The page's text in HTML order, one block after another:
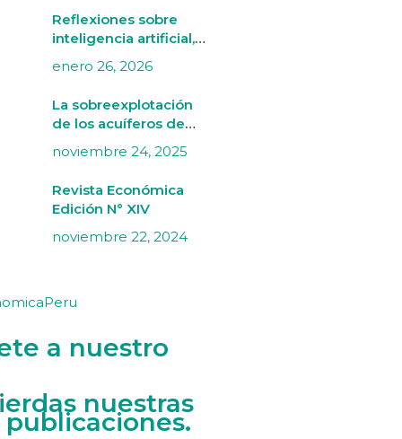
Dios
Reflexiones sobre
inteligencia artificial,
mercado laboral y
artes
enero 26, 2026
La sobreexplotación
de los acuíferos de
Villacurí (Ica) bajo una
perspectiva de
noviembre 24, 2025
Revista Económica
Edición N° XIV
noviembre 22, 2024
a nuestro
nuestras